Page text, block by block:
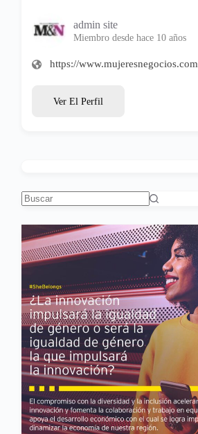
admin site
Miembro desde hace 10 años
https://www.mujeresnegocios.com
Ver El Perfil
resultados